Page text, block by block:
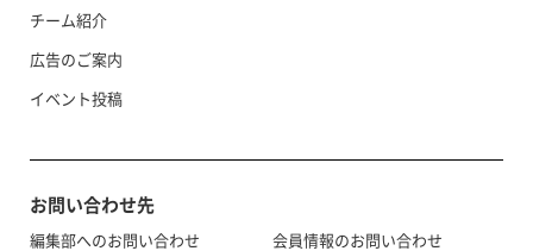
チーム紹介
広告のご案内
イベント投稿
お問い合わせ先
編集部へのお問い合わせ 会員情報のお問い合わせ